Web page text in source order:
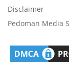
Disclaimer
Pedoman Media